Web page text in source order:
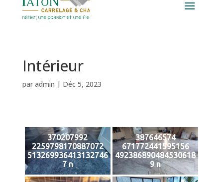
Intérieur
par admin | Déc 5, 2023
370207992
2259798170887072
513269936413132746
7 n
387646574
671772441595156
492386890484530618
9 n